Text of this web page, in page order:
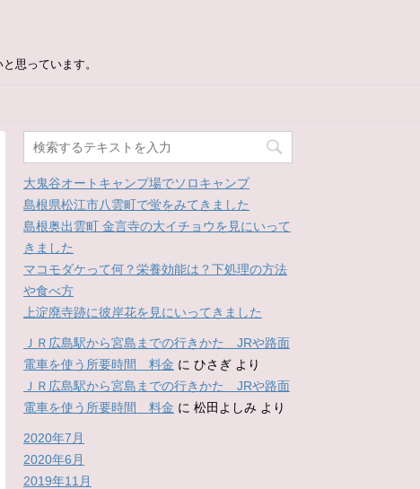
思っています。
大鬼谷オートキャンプ場でソロキャンプ
島根県松江市八雲町で蛍をみてきました
島根奥出雲町 金言寺の大イチョウを見にいって
きました
マコモダケって何？栄養効能は？下処理の方法
や食べ方
上淀廃寺跡に彼岸花を見にいってきました
ＪＲ広島駅から宮島までの行きかた JRや路面
電車を使う所要時間 料金 に ひさぎ より
ＪＲ広島駅から宮島までの行きかた JRや路面
電車を使う所要時間 料金 に 松田よしみ より
2020年7月
2020年6月
2019年11月